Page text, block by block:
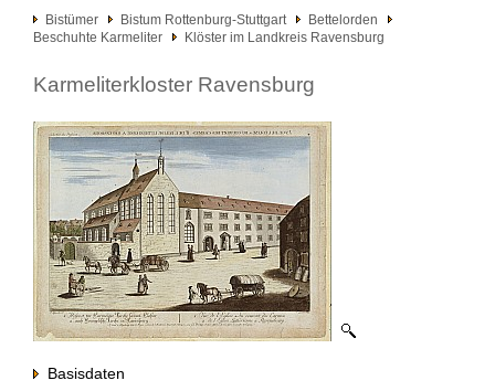
Bistümer Bistum Rottenburg-Stuttgart
Bettelorden
Beschuhte Karmeliter
Klöster im Landkreis Ravensburg
Karmeliterkloster Ravensburg
Basisdaten